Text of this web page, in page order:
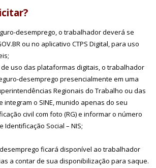
desemprego, o trabalhador deverá se
ou no aplicativo CTPS Digital, para uso
uso das plataformas digitais, o trabalhador
desemprego presencialmente em uma
Regionais do Trabalho ou das
o SINE, munido apenas do seu
civil com foto (RG) e informar o número
Identificação Social – NIS;
ficará disponível ao trabalhador
a contar de sua disponibilização para saque.